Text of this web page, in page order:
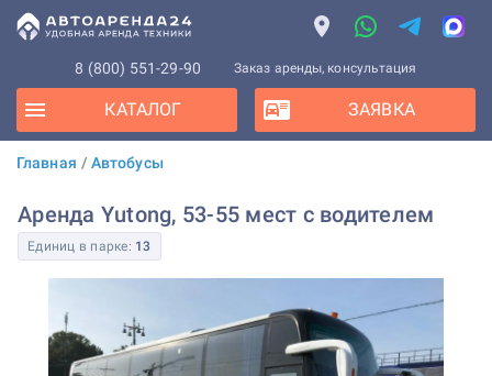
8 (800) 551-29-90 Заказ аренды, консультация
КАТАЛОГ ЗАЯВКА
Главная / Автобусы
Аренда Yutong, 53-55 мест с водителем
Единиц в парке: 13